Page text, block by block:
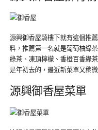
源興御香屋騎樓下就有這個推
料，推薦第一名就是葡萄柚綠
綠茶、凍頂檸檬、香橙百香綠
是年初去的，最近新菜單又稍
源興御香屋菜單